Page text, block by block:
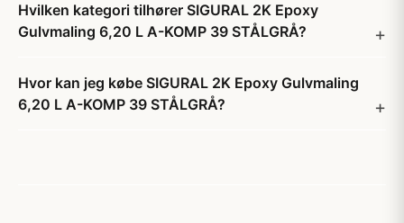
Hvilken kategori tilhører SIGURAL 2K Epoxy
Gulvmaling 6,20 L A-KOMP 39 STÅLGRÅ?
Hvor kan jeg købe SIGURAL 2K Epoxy Gulvmaling
6,20 L A-KOMP 39 STÅLGRÅ?